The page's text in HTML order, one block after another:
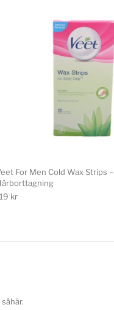
For Men Cold Wax Strips –
kr